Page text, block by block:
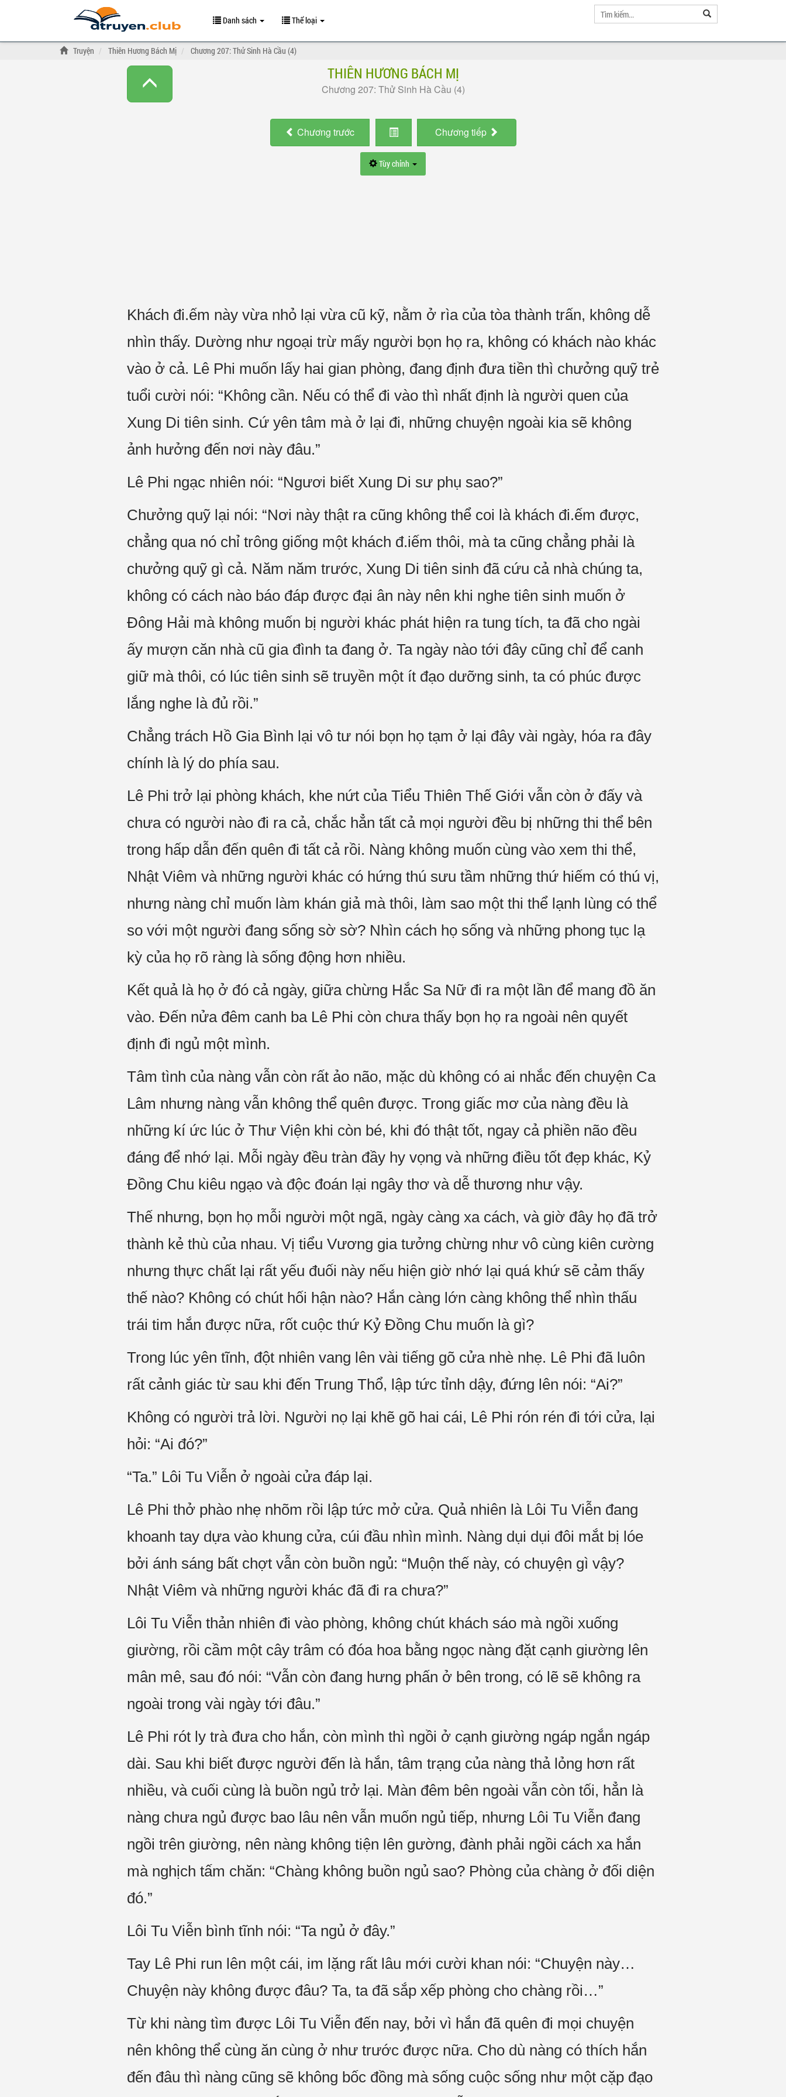
Danh sách Thể loại
Truyện Thiên Hương Bách Mị Chương 207: Thử Sinh Hà Cầu (4)
THIÊN HƯƠNG BÁCH MỊ
Chương 207: Thử Sinh Hà Cầu (4)
Chương trước Chương tiếp
Tùy chỉnh
Khách đi.ếm này vừa nhỏ lại vừa cũ kỹ, nằm ở rìa của tòa thành trấn, không dễ
nhìn thấy. Dường như ngoại trừ mấy người bọn họ ra, không có khách nào khác
vào ở cả. Lê Phi muốn lấy hai gian phòng, đang định đưa tiền thì chưởng quỹ trẻ
tuổi cười nói: “Không cần. Nếu có thể đi vào thì nhất định là người quen của
Xung Di tiên sinh. Cứ yên tâm mà ở lại đi, những chuyện ngoài kia sẽ không
ảnh hưởng đến nơi này đâu.”
Lê Phi ngạc nhiên nói: “Ngươi biết Xung Di sư phụ sao?”
Chưởng quỹ lại nói: “Nơi này thật ra cũng không thể coi là khách đi.ếm được,
chẳng qua nó chỉ trông giống một khách đ.iếm thôi, mà ta cũng chẳng phải là
chưởng quỹ gì cả. Năm năm trước, Xung Di tiên sinh đã cứu cả nhà chúng ta,
không có cách nào báo đáp được đại ân này nên khi nghe tiên sinh muốn ở
Đông Hải mà không muốn bị người khác phát hiện ra tung tích, ta đã cho ngài
ấy mượn căn nhà cũ gia đình ta đang ở. Ta ngày nào tới đây cũng chỉ để canh
giữ mà thôi, có lúc tiên sinh sẽ truyền một ít đạo dưỡng sinh, ta có phúc được
lắng nghe là đủ rồi.”
Chẳng trách Hồ Gia Bình lại vô tư nói bọn họ tạm ở lại đây vài ngày, hóa ra đây
chính là lý do phía sau.
Lê Phi trở lại phòng khách, khe nứt của Tiểu Thiên Thế Giới vẫn còn ở đấy và
chưa có người nào đi ra cả, chắc hẳn tất cả mọi người đều bị những thi thể bên
trong hấp dẫn đến quên đi tất cả rồi. Nàng không muốn cùng vào xem thi thể,
Nhật Viêm và những người khác có hứng thú sưu tầm những thứ hiếm có thú vị,
nhưng nàng chỉ muốn làm khán giả mà thôi, làm sao một thi thể lạnh lùng có thể
so với một người đang sống sờ sờ? Nhìn cách họ sống và những phong tục lạ
kỳ của họ rõ ràng là sống động hơn nhiều.
Kết quả là họ ở đó cả ngày, giữa chừng Hắc Sa Nữ đi ra một lần để mang đồ ăn
vào. Đến nửa đêm canh ba Lê Phi còn chưa thấy bọn họ ra ngoài nên quyết
định đi ngủ một mình.
Tâm tình của nàng vẫn còn rất ảo não, mặc dù không có ai nhắc đến chuyện Ca
Lâm nhưng nàng vẫn không thể quên được. Trong giấc mơ của nàng đều là
những kí ức lúc ở Thư Viện khi còn bé, khi đó thật tốt, ngay cả phiền não đều
đáng để nhớ lại. Mỗi ngày đều tràn đầy hy vọng và những điều tốt đẹp khác, Kỷ
Đồng Chu kiêu ngạo và độc đoán lại ngây thơ và dễ thương như vậy.
Thế nhưng, bọn họ mỗi người một ngã, ngày càng xa cách, và giờ đây họ đã trở
thành kẻ thù của nhau. Vị tiểu Vương gia tưởng chừng như vô cùng kiên cường
nhưng thực chất lại rất yếu đuối này nếu hiện giờ nhớ lại quá khứ sẽ cảm thấy
thế nào? Không có chút hối hận nào? Hắn càng lớn càng không thể nhìn thấu
trái tim hắn được nữa, rốt cuộc thứ Kỷ Đồng Chu muốn là gì?
Trong lúc yên tĩnh, đột nhiên vang lên vài tiếng gõ cửa nhè nhẹ. Lê Phi đã luôn
rất cảnh giác từ sau khi đến Trung Thổ, lập tức tỉnh dậy, đứng lên nói: “Ai?”
Không có người trả lời. Người nọ lại khẽ gõ hai cái, Lê Phi rón rén đi tới cửa, lại
hỏi: “Ai đó?”
“Ta.” Lôi Tu Viễn ở ngoài cửa đáp lại.
Lê Phi thở phào nhẹ nhõm rồi lập tức mở cửa. Quả nhiên là Lôi Tu Viễn đang
khoanh tay dựa vào khung cửa, cúi đầu nhìn mình. Nàng dụi dụi đôi mắt bị lóe
bởi ánh sáng bất chợt vẫn còn buồn ngủ: “Muộn thế này, có chuyện gì vậy?
Nhật Viêm và những người khác đã đi ra chưa?”
Lôi Tu Viễn thản nhiên đi vào phòng, không chút khách sáo mà ngồi xuống
giường, rồi cầm một cây trâm có đóa hoa bằng ngọc nàng đặt cạnh giường lên
mân mê, sau đó nói: “Vẫn còn đang hưng phấn ở bên trong, có lẽ sẽ không ra
ngoài trong vài ngày tới đâu.”
Lê Phi rót ly trà đưa cho hắn, còn mình thì ngồi ở cạnh giường ngáp ngắn ngáp
dài. Sau khi biết được người đến là hắn, tâm trạng của nàng thả lỏng hơn rất
nhiều, và cuối cùng là buồn ngủ trở lại. Màn đêm bên ngoài vẫn còn tối, hẳn là
nàng chưa ngủ được bao lâu nên vẫn muốn ngủ tiếp, nhưng Lôi Tu Viễn đang
ngồi trên giường, nên nàng không tiện lên gường, đành phải ngồi cách xa hắn
mà nghịch tấm chăn: “Chàng không buồn ngủ sao? Phòng của chàng ở đối diện
đó.”
Lôi Tu Viễn bình tĩnh nói: “Ta ngủ ở đây.”
Tay Lê Phi run lên một cái, im lặng rất lâu mới cười khan nói: “Chuyện này…
Chuyện này không được đâu? Ta, ta đã sắp xếp phòng cho chàng rồi…”
Từ khi nàng tìm được Lôi Tu Viễn đến nay, bởi vì hắn đã quên đi mọi chuyện
nên không thể cùng ăn cùng ở như trước được nữa. Cho dù nàng có thích hắn
đến đâu thì nàng cũng sẽ không bốc đồng mà sống cuộc sống như một cặp đạo